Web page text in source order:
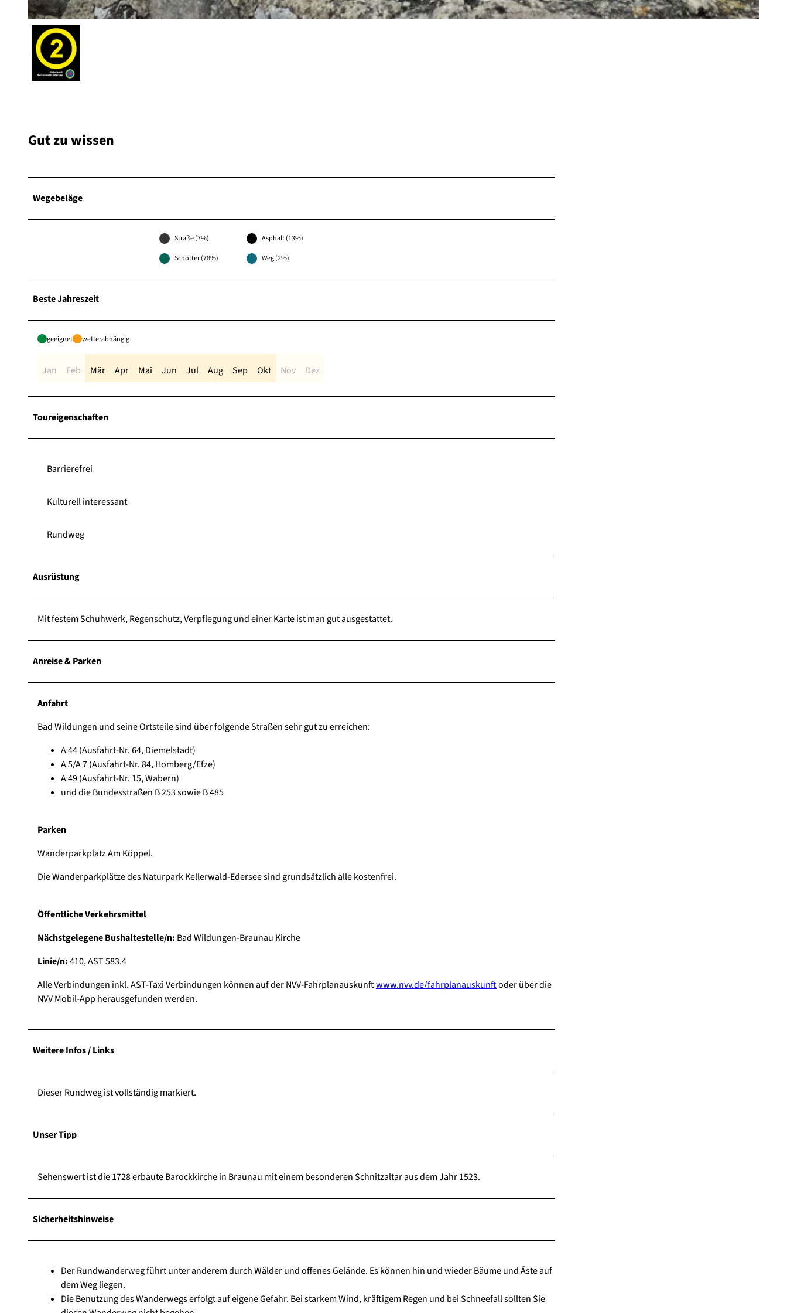
© Paula Schröder, Naturpark Kellerwald-Edersee |
Gut zu wissen
Wegebeläge
Straße (7%) Asphalt (13%)
Schotter (78%) Weg (2%)
Beste Jahreszeit
geeignet wetterabhängig
Jan Feb Mär Apr Mai Jun Jul Aug Sep Okt Nov Dez
Toureigenschaften
Barrierefrei
Kulturell interessant
Rundweg
Ausrüstung
Mit festem Schuhwerk, Regenschutz, Verpflegung und einer Karte ist man gut ausgestattet.
Anreise & Parken
Anfahrt
Bad Wildungen und seine Ortsteile sind über folgende Straßen sehr gut zu erreichen:
A 44 (Ausfahrt-Nr. 64, Diemelstadt)
A 5/A 7 (Ausfahrt-Nr. 84, Homberg/Efze)
A 49 (Ausfahrt-Nr. 15, Wabern)
und die Bundesstraßen B 253 sowie B 485
Parken
Wanderparkplatz Am Köppel.
Die Wanderparkplätze des Naturpark Kellerwald-Edersee sind grundsätzlich alle kostenfrei.
Öffentliche Verkehrsmittel
Nächstgelegene Bushaltestelle/n: Bad Wildungen-Braunau Kirche
Linie/n:410, AST 583.4
Alle Verbindungen inkl. AST-Taxi Verbindungen können auf der NVV-Fahrplanauskunftwww.nvv.de/fahrplanauskunftoder über die
NVV Mobil-App herausgefunden werden.
Weitere Infos / Links
Dieser Rundweg ist vollständig markiert.
Unser Tipp
Sehenswert ist die 1728 erbaute Barockkirche in Braunau mit einem besonderen Schnitzaltar aus dem Jahr 1523.
Sicherheitshinweise
Der Rundwanderweg führt unter anderem durch Wälder und offenes Gelände. Es können hin und wieder Bäume und Äste auf
dem Weg liegen.
Die Benutzung des Wanderwegs erfolgt auf eigene Gefahr. Bei starkem Wind, kräftigem Regen und bei Schneefall sollten Sie